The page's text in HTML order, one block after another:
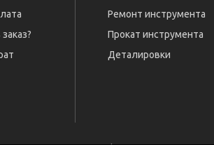
Ремонт инструмента
Прокат инструмента
Деталировки